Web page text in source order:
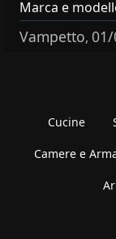
Vampetto,
Cucine
Camere e